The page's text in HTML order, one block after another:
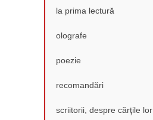
la prima lectură
olografe
poezie
recomandări
scriitorii, despre cărţile lor